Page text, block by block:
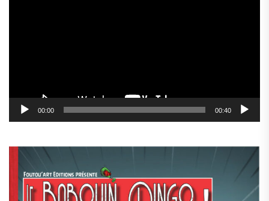
00:00 00:40